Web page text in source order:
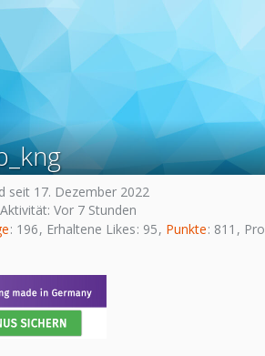
seit 17. Dezember 2022
Vor 7 Stunden
196 Erhaltene Likes 95 Punkte 811